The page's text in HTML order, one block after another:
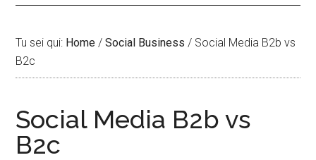
Tu sei qui: Home / Social Business / Social Media B2b vs
B2c
Social Media B2b vs
B2c